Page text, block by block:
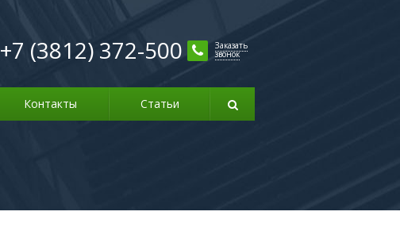
Заказать
звонок
+7 (3812) 372-500
Контакты Статьи